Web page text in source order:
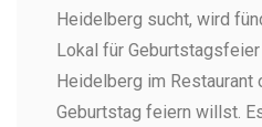
Heidelberg sucht, wird
Lokal für
Heidelberg im Restaurant
Geburtstag feiern willst.